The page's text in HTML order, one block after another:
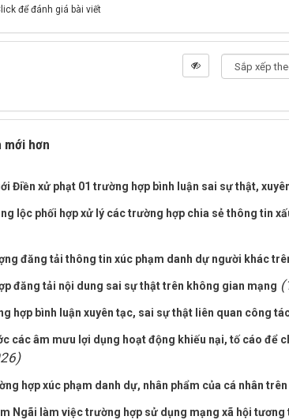
để đánh giá bài viết
mới hơn
Điền xử phạt 01 trường hợp bình luận sai sự thật,
lộc phối hợp xử lý các trường hợp chia sẻ thông tin
đăng tải thông tin xúc phạm danh dự người khác
đăng tải nội dung sai sự thật trên không gian mạng
hợp bình luận xuyên tạc, sai sự thật liên quan công
các âm mưu lợi dụng hoạt động khiếu nại, tố cáo để
hợp xúc phạm danh dự, nhân phẩm của cá nhân
Ngãi làm việc trường hợp sử dụng mạng xã hội